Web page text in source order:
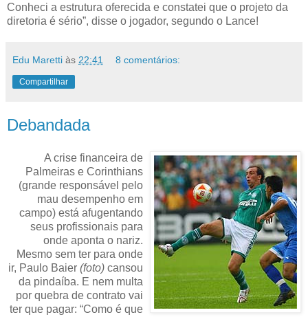
Conheci a estrutura oferecida e constatei que o projeto da
diretoria é sério”, disse o jogador, segundo o Lance!
Edu Maretti às 22:41 8 comentários:
Compartilhar
Debandada
A crise financeira de
Palmeiras e Corinthians
(grande responsável pelo
mau desempenho em
campo) está afugentando
seus profissionais para
onde aponta o nariz.
Mesmo sem ter para onde
ir, Paulo Baier (foto) cansou
da pindaíba. E nem multa
por quebra de contrato vai
ter que pagar: “Como é que